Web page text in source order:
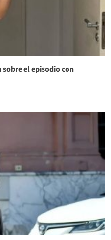
sobre el episodio con